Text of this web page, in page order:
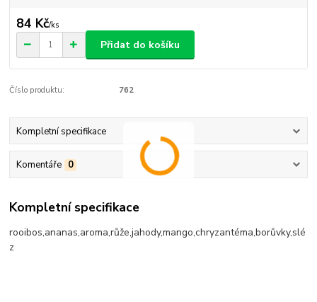
84 Kč/ks
Přidat do košíku
Číslo produktu: 762
Kompletní specifikace
Komentáře 0
Kompletní specifikace
rooibos,ananas,aroma,růže,jahody,mango,chryzantéma,borůvky,slé
z